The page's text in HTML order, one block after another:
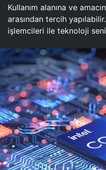
Kullanım alanına ve
arasından tercih
işlemcileri ile teknoloji